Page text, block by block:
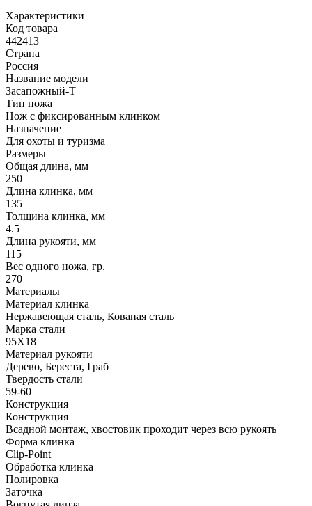
Характеристики
Код товара
442413
Страна
Россия
Название модели
Засапожный-Т
Тип ножа
Нож с фиксированным клинком
Назначение
Для охоты и туризма
Размеры
Общая длина, мм
250
Длина клинка, мм
135
Толщина клинка, мм
4.5
Длина рукояти, мм
115
Вес одного ножа, гр.
270
Материалы
Материал клинка
Нержавеющая сталь, Кованая сталь
Марка стали
95Х18
Материал рукояти
Дерево, Береста, Граб
Твердость стали
59-60
Конструкция
Конструкция
Всадной монтаж, хвостовик проходит через всю рукоять
Форма клинка
Clip-Point
Обработка клинка
Полировка
Заточка